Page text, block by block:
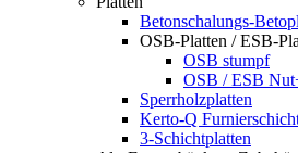
Betonschalungs-
OSB-Platten / ESB-
OSB stumpf
OSB / ESB
Sperrholzplatten
Kerto-Q
3-Schichtplatten